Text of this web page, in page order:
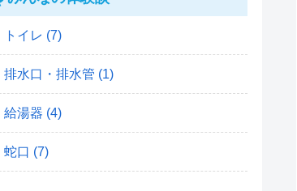
トイレ (7)
排水口・排水管 (1)
給湯器 (4)
蛇口 (7)